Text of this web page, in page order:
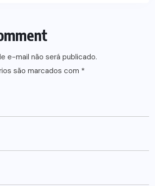
e-mail não será publicado.
são marcados com *